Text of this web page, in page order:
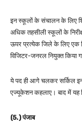
इन स्कूलों के संचालन के लिए
अधिक तहसीली स्कूलों के
ऊपर प्रत्येक जिले के लिए एक
विजिटर-जनरल नियुक्त किया
ये पद ही आगे चलकर सर्किल
एज्यूकेशन कहलाए। बाद में यह
(5.) पंजाब